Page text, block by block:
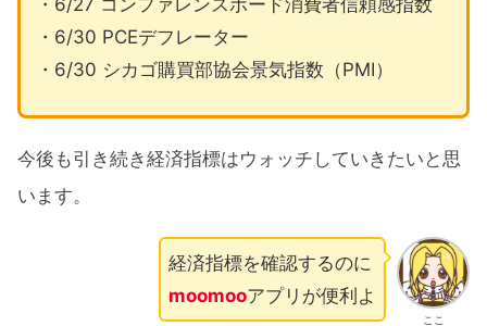
・6/30 PCEデフレーター
・6/30 シカゴ購買部協会景気指数（PMI）
今後も引き続き経済指標はウォッチしていきたいと思
います。
ここ
経済指標を確認するのに
moomooアプリが便利よ